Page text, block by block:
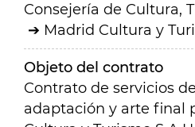
Consejería de Cultura,
Madrid Cultura y
Objeto del contrato
Contrato de servicios
adaptación y arte final